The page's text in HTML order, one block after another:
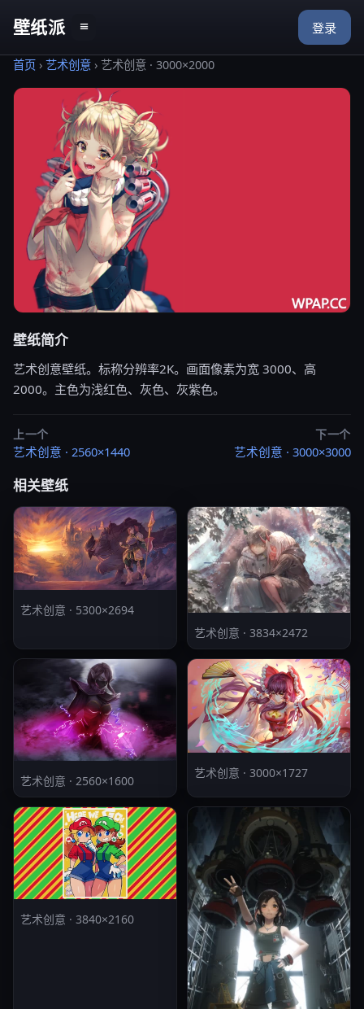
壁纸派 ≡ 登录
首页 › 艺术创意 › 艺术创意 · 3000×2000
壁纸简介
艺术创意壁纸。标称分辨率2K。画面像素为宽 3000、高
2000。主色为浅红色、灰色、灰紫色。
上一个
艺术创意 · 2560×1440
下一个
艺术创意 · 3000×3000
相关壁纸
艺术创意 · 5300×2694
艺术创意 · 3834×2472
艺术创意 · 2560×1600
艺术创意 · 3000×1727
艺术创意 · 3840×2160